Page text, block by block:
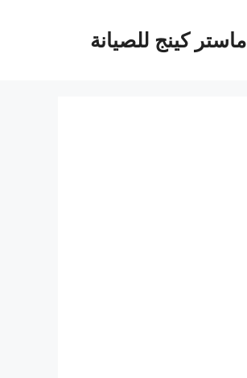
ماستر كينج للصيانة